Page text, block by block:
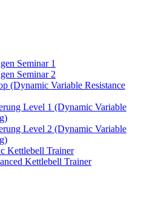
Seminar 1
Seminar 2
(Dynamic Variable Resistance
Level 1 (Dynamic Variable
Level 2 (Dynamic Variable
Kettlebell Trainer
Kettlebell Trainer